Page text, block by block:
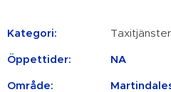
Kategori:
Öppettider: NA
Område: